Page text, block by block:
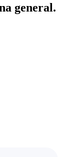
general.